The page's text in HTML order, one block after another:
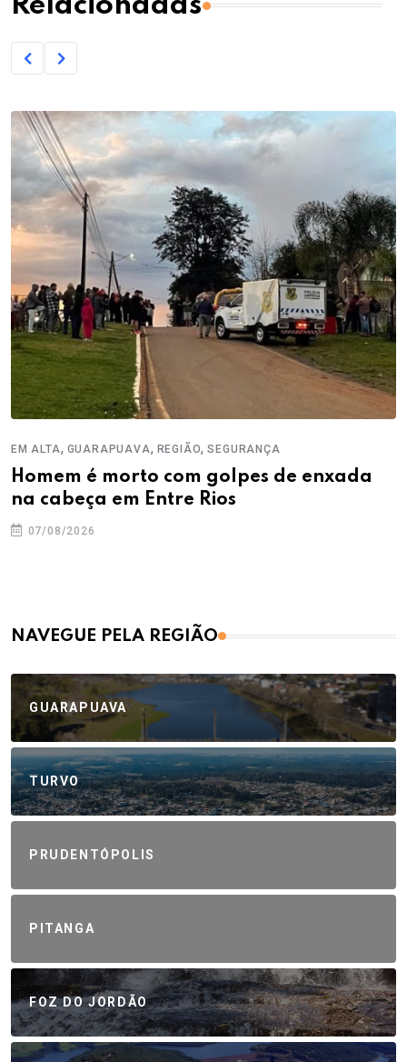
EM ALTA, GUARAPUAVA, REGIÃO,SEGURANÇA
Homem é morto com golpes de enxada
na cabeça em Entre Rios
07/08/2026
NAVEGUE PELA REGIÃO
GUARAPUAVA
TURVO
PRUDENTÓPOLIS
PITANGA
FOZ DO JORDÃO